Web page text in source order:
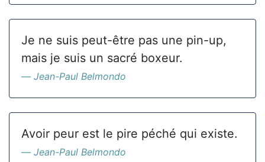
Je ne suis peut-être pas une pin-up,
mais je suis un sacré boxeur.
Jean-Paul Belmondo
Avoir peur est le pire péché qui existe.
Jean-Paul Belmondo